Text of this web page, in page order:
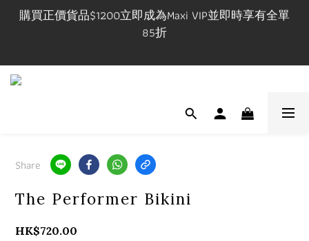
購買正價貨品$1200立即成為Maxi VIP並即時享有全單
85折
購買正價貨品$1200立即成為Maxi VIP並即時享有全單
85折
VIP在網上/實體店購物享有一件九折，兩件八五折優惠
中心25C
購買正價貨品$1200立即成為Maxi VIP並即時享有全單
Share
The Performer Bikini
HK$720.00